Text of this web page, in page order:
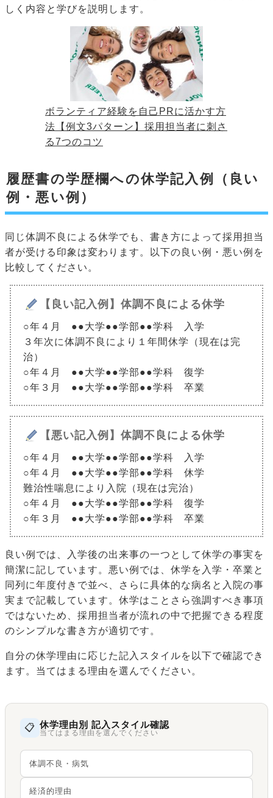
しく内容と学びを説明します。
ボランティア経験を自己PRに活かす方
法【例文3パターン】採用担当者に刺さ
る7つのコツ
履歴書の学歴欄への休学記入例（良い
例・悪い例）
同じ体調不良による休学でも、書き方によって採用担当
者が受ける印象は変わります。以下の良い例・悪い例を
比較してください。
【良い記入例】体調不良による休学
○年４月 ●●大学●●学部●●学科 入学
３年次に体調不良により１年間休学（現在は完
治）
○年４月 ●●大学●●学部●●学科 復学
○年３月 ●●大学●●学部●●学科 卒業
【悪い記入例】体調不良による休学
○年４月 ●●大学●●学部●●学科 入学
○年４月 ●●大学●●学部●●学科 休学
難治性喘息により入院（現在は完治）
○年４月 ●●大学●●学部●●学科 復学
○年３月 ●●大学●●学部●●学科 卒業
良い例では、入学後の出来事の一つとして休学の事実を
簡潔に記しています。悪い例では、休学を入学・卒業と
同列に年度付きで並べ、さらに具体的な病名と入院の事
実まで記載しています。休学はことさら強調すべき事項
ではないため、採用担当者が流れの中で把握できる程度
のシンプルな書き方が適切です。
自分の休学理由に応じた記入スタイルを以下で確認でき
ます。当てはまる理由を選んでください。
📋 休学理由別 記入スタイル確認
当てはまる理由を選んでください
体調不良・病気
経済的理由